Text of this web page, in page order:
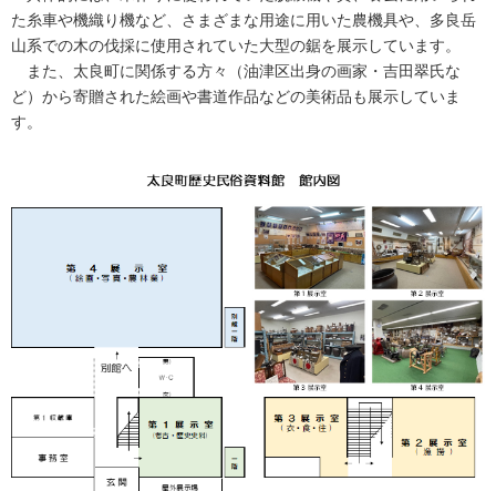
た糸車や機織り機など、さまざまな用途に用いた農機具や、多良岳
山系での木の伐採に使用されていた大型の鋸を展示しています。
また、太良町に関係する方々（油津区出身の画家・吉田翠氏な
ど）から寄贈された絵画や書道作品などの美術品も展示していま
す。